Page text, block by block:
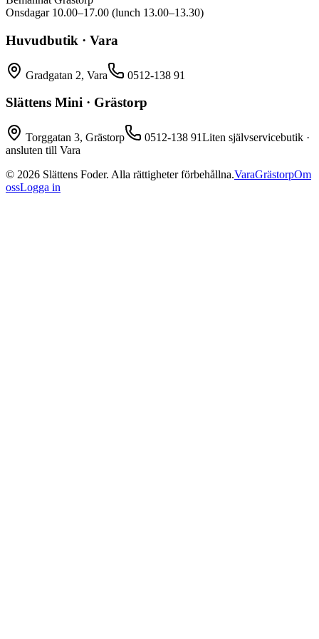
Onsdagar 10.00–17.00 (lunch 13.00–13.30)
Huvudbutik · Vara
Gradgatan 2, Vara 0512-138 91
Slättens Mini · Grästorp
Torggatan 3, Grästorp 0512-138 91Liten självservicebutik ·
ansluten till Vara
© 2026 Slättens Foder. Alla rättigheter förbehållna.VaraGrästorpOm
ossLogga in